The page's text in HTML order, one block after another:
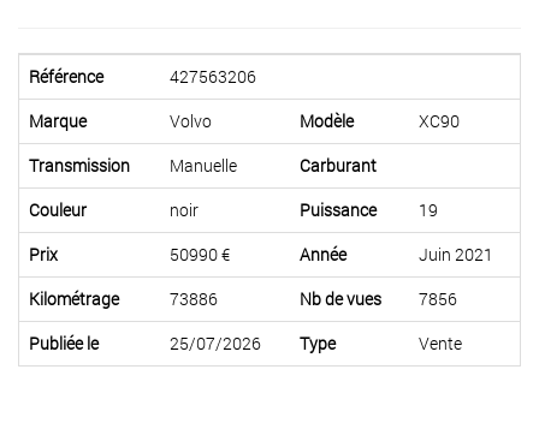
Référence
427563206
Marque
Volvo Modèle
XC90
Transmission
Manuelle
Carburant
Couleur
noir Puissance
19
Prix
50990 € Année
Juin 2021
Kilométrage
73886 Nb de vues
7856
Publiée le
25/07/2026 Type Vente